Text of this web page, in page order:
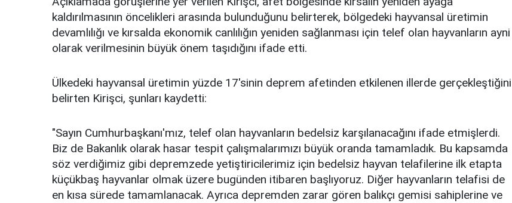
kaldırılmasının öncelikleri arasında bulunduğunu belirterek, bölgedeki hayvansal üretimin
devamlılığı ve kırsalda ekonomik canlılığın yeniden sağlanması için telef olan hayvanların ayni
olarak verilmesinin büyük önem taşıdığını ifade etti.
Ülkedeki hayvansal üretimin yüzde 17'sinin deprem afetinden etkilenen illerde gerçekleştiğini
belirten Kirişci, şunları kaydetti:
"Sayın Cumhurbaşkanı'mız, telef olan hayvanların bedelsiz karşılanacağını ifade etmişlerdi.
Biz de Bakanlık olarak hasar tespit çalışmalarımızı büyük oranda tamamladık. Bu kapsamda
söz verdiğimiz gibi depremzede yetiştiricilerimiz için bedelsiz hayvan telafilerine ilk etapta
küçükbaş hayvanlar olmak üzere bugünden itibaren başlıyoruz. Diğer hayvanların telafisi de
en kısa sürede tamamlanacak. Ayrıca depremden zarar gören balıkçı gemisi sahiplerine ve